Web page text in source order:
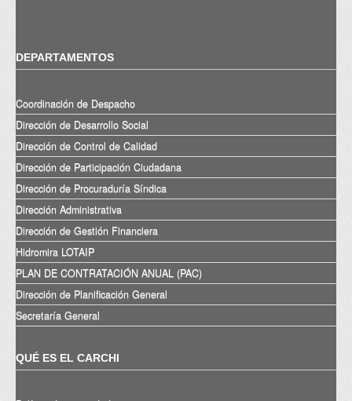
DEPARTAMENTOS
Coordinación de Despacho
Dirección de Desarrollo Social
Dirección de Control de Calidad
Dirección de Participación Ciudadana
Dirección de Procuraduría Síndica
Dirección Administrativa
Dirección de Gestión Financiera
Hidromira LOTAIP
PLAN DE CONTRATACIÓN ANUAL (PAC)
Dirección de Planificación General
Secretaría General
QUÉ ES EL CARCHI